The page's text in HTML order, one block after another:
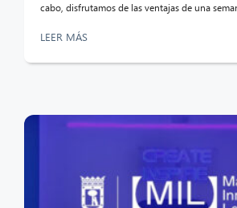
cabo, disfrutamos de las ventajas de una
LEER MÁS